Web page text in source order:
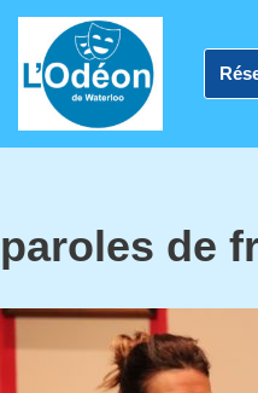
Aller
au
contenu
paroles de